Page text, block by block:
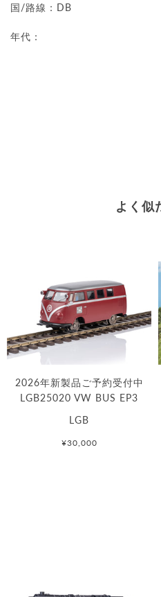
国/路線：DB
年代：
よく似
2026年新製品ご予約受付中
LGB25020 VW BUS EP3
LGB
¥30,000